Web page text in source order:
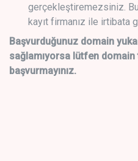
gerçekleştiremezsiniz.
kayıt firmanız ile irtibata
Başvurduğunuz domain
sağlamıyorsa lütfen
başvurmayınız.